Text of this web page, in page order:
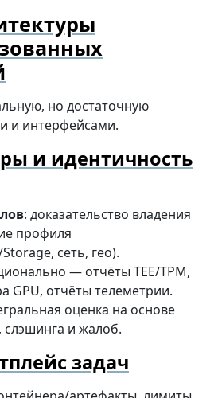
но достаточную
и интерфейсами.
и идентичность
: доказательство владения
профиля
сеть, гео).
— отчёты TEE/TPM,
GPU, отчёты телеметрии.
оценка на основе
и жалоб.
задач